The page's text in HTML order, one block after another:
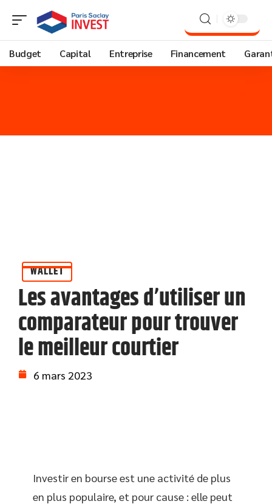
Budget Capital Entreprise Financement
WALLET
Les avantages d’utiliser un
comparateur pour trouver
le meilleur courtier
6 mars 2023
Investir en bourse est une activité de plus
en plus populaire, et pour cause : elle peut